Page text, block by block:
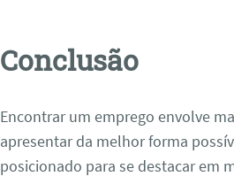
Conclusão
Encontrar um emprego envolve
apresentar da melhor forma
posicionado para se destacar em